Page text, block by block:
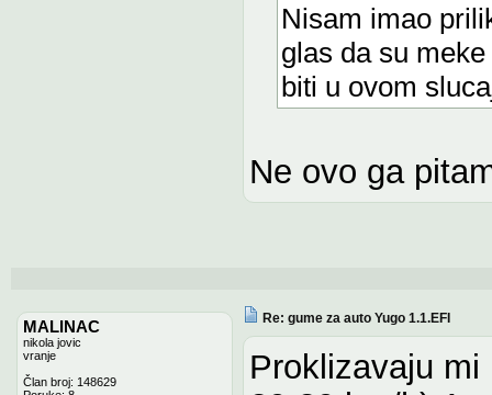
Nisam imao
glas da su
biti u ovom
Ne ovo ga
MALINAC
nikola jovic
vranje
Član broj: 148629
Re: gume za auto Yugo 1.1.EFI
Proklizavaju